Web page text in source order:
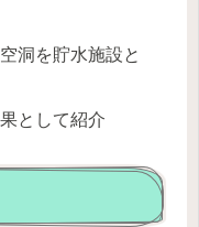
洞を貯水施設と
として紹介